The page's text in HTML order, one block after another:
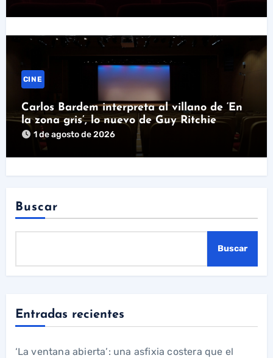
CINE
Carlos Bardem interpreta al villano de ‘En
la zona gris’, lo nuevo de Guy Ritchie
1 de agosto de 2026
Buscar
Buscar
Entradas recientes
‘La ventana abierta’: una asfixia costera que el